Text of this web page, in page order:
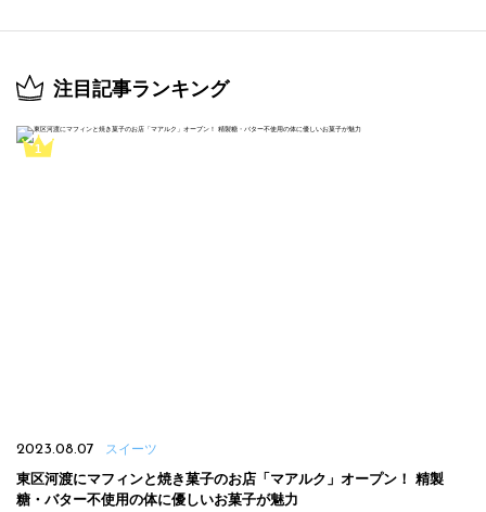
注目記事ランキング
2023.08.07 スイーツ
東区河渡にマフィンと焼き菓子のお店「マアルク」オープン！ 精製
糖・バター不使用の体に優しいお菓子が魅力